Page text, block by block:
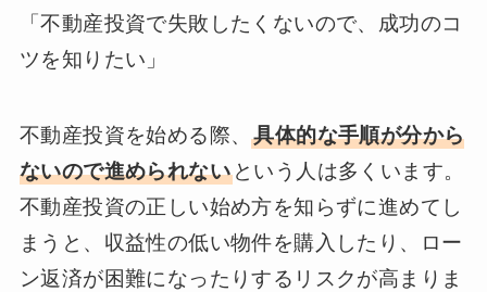
「不動産投資で失敗したくないので、成功のコ
ツを知りたい」
不動産投資を始める際、具体的な手順が分から
ないので進められないという人は多くいます。
不動産投資の正しい始め方を知らずに進めてし
まうと、収益性の低い物件を購入したり、ロー
ン返済が困難になったりするリスクが高まりま